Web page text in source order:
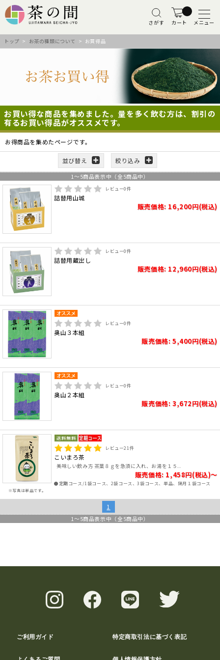
さがす カート メニュー
トップ > お茶の種類について > お買得品
お買い得な商品を集めました。量を多く飲む方は、割引の
有るお買い得品がオススメです。
お得商品を集めたページです。
並び替え 絞り込み
1 ～5商品表示中（全5商品中）
レビュー0件
詰替用山城
販売価格: 16,200円(税込)
レビュー0件
詰替用蔵出し
販売価格: 12,960円(税込)
レビュー0件
奥山３本組
販売価格: 5,400円(税込)
レビュー0件
奥山２本組
販売価格: 3,672円(税込)
※写真は単品です。
レビュー21件
こいまろ茶
美味しい飲み方 茶葉８ｇを急須に入れ、お湯を１５..
販売価格: 1,458円(税込)～
●定期コース/1袋コース、2袋コース、3袋コース、単品、隔月１袋コース
1
1 ～5商品表示中（全5商品中）
ご利用ガイド 特定商取引法に基づく表記